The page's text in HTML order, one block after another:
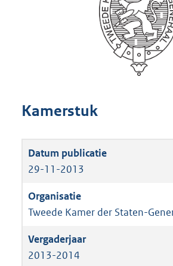
Kamerstuk
29-11-2013
Tweede Kamer der Staten-
2013-2014